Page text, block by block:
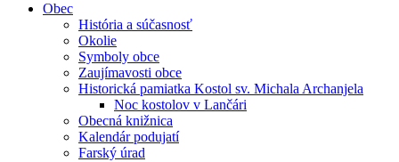
Obec
História a súčasnosť
Okolie
Symboly obce
Zaujímavosti obce
Historická pamiatka Kostol sv. Michala Archanjela
Noc kostolov v Lančári
Obecná knižnica
Kalendár podujatí
Farský úrad